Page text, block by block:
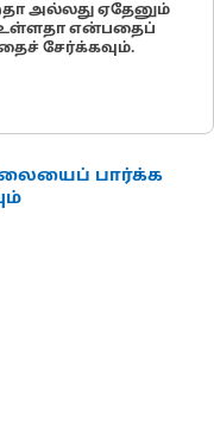
அல்லது ஏதேனும்
உள்ளதா என்பதைப்
சேர்க்கவும்.
பார்க்க